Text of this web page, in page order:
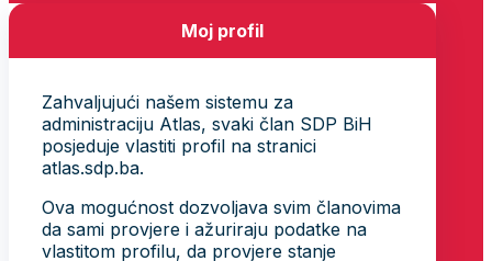
Moj profil
Zahvaljujući našem sistemu za
administraciju Atlas, svaki član SDP BiH
posjeduje vlastiti profil na stranici
atlas.sdp.ba.
Ova mogućnost dozvoljava svim članovima
da sami provjere i ažuriraju podatke na
vlastitom profilu, da provjere stanje